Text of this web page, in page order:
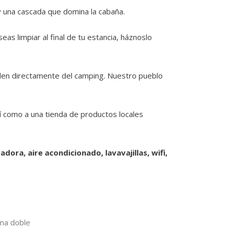
cascada que domina la cabaña.
limpiar al final de tu estancia, háznoslo
directamente del camping. Nuestro pueblo
a una tienda de productos locales
aire acondicionado, lavavajillas, wifi,
doble